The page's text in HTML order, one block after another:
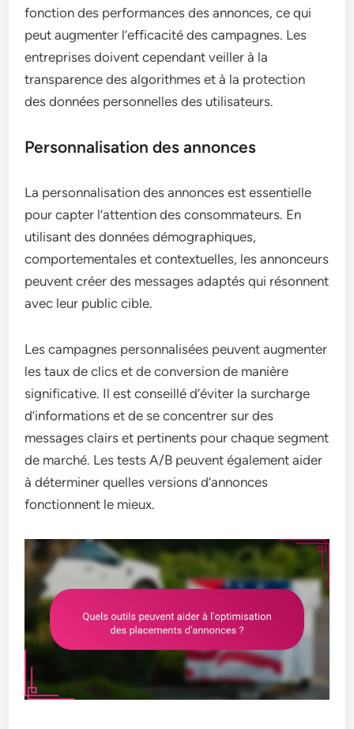
fonction des performances des annonces, ce qui
peut augmenter l’efficacité des campagnes. Les
entreprises doivent cependant veiller à la
transparence des algorithmes et à la protection
des données personnelles des utilisateurs.
Personnalisation des annonces
La personnalisation des annonces est essentielle
pour capter l’attention des consommateurs. En
utilisant des données démographiques,
comportementales et contextuelles, les annonceurs
peuvent créer des messages adaptés qui résonnent
avec leur public cible.
Les campagnes personnalisées peuvent augmenter
les taux de clics et de conversion de manière
significative. Il est conseillé d’éviter la surcharge
d’informations et de se concentrer sur des
messages clairs et pertinents pour chaque segment
de marché. Les tests A/B peuvent également aider
à déterminer quelles versions d’annonces
fonctionnent le mieux.